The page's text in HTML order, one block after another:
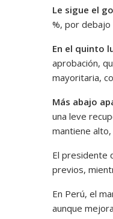
Le sigue el
%, por debajo
En el quinto
aprobación,
mayoritaria,
Más abajo
una leve
mantiene
El presidente
previos,
En Perú, el
aunque